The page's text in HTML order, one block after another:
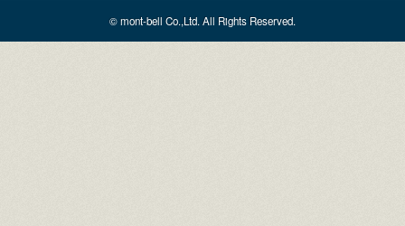
© mont-bell Co.,Ltd. All Rights Reserved.